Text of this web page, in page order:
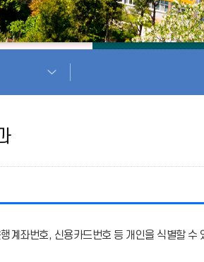
계좌번호, 신용카드번호 등 개인을 식별할 수